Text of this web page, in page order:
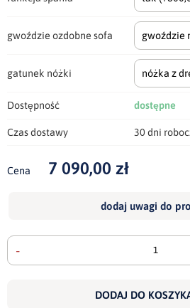
gwoździe ozdobne sofa gwoździe
gatunek nóżki nóżka z
Dostępność dostępne
Czas dostawy 30 dni
Cena 7 090,00 zł
dodaj uwagi do
-
DODAJ DO